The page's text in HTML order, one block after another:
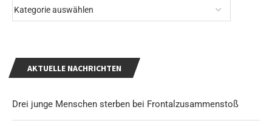
AKTUELLE NACHRICHTEN
Drei junge Menschen sterben bei Frontalzusammenstoß